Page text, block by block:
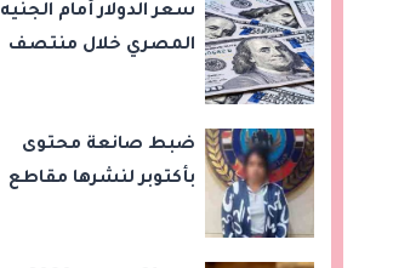
سعر الدولار أمام الجنيه
المصري خلال منتصف
ضبط صانعة محتوى
بأكتوبر لنشرها مقاطع